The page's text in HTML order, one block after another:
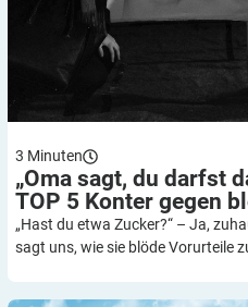
3 Minuten
„Oma sagt, du darfst
TOP 5 Konter gegen
„Hast du etwa Zucker?“ – Ja,
sagt uns, wie sie blöde Vorurteile